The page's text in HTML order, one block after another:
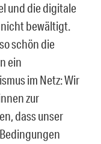
und die digitale
bewältigt.
schön die
ein
im Netz: Wir
zur
dass unser